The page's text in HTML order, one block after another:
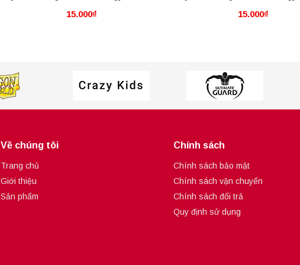
Crystal Magic
15.000₫ Duplication
15.000₫
Về chúng tôi
Trang chủ
Giới thiệu
Sản phẩm
Chính sách
Chính sách bảo mật
Chính sách vận chuyển
Chính sách đổi trả
Quy định sử dụng